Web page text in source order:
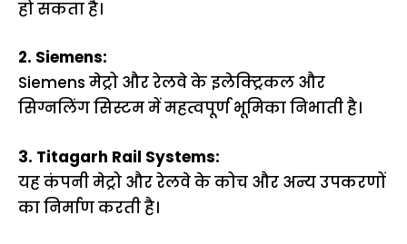
हो सकता है।
2. Siemens:
Siemens मेट्रो और रेलवे के इलेक्ट्रिकल और
सिग्नलिंग सिस्टम में महत्वपूर्ण भूमिका निभाती है।
3. Titagarh Rail Systems:
यह कंपनी मेट्रो और रेलवे के कोच और अन्य उपकरणों
का निर्माण करती है।